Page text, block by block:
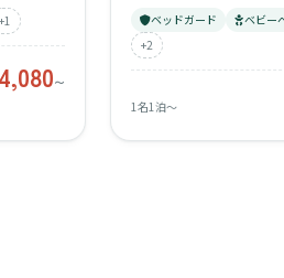
+1
〜
ベッドガード ベビー
+2
1名1泊〜